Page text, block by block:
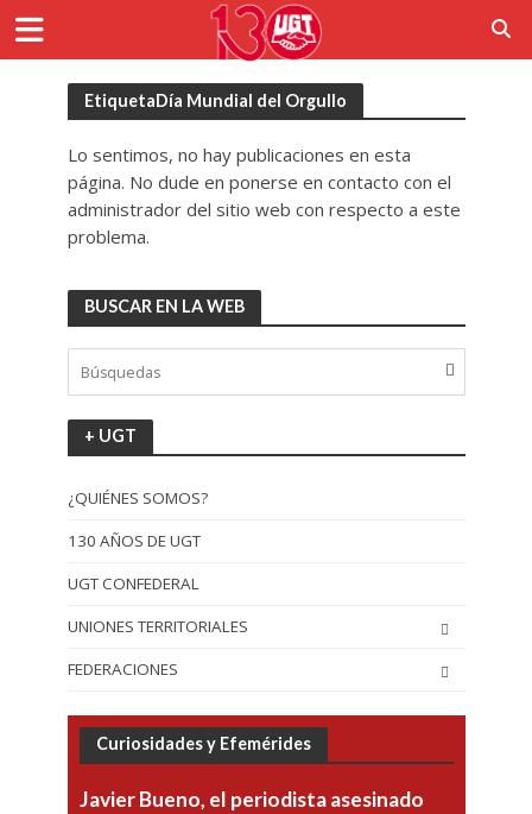
EtiquetaDía Mundial del Orgullo
Lo sentimos, no hay publicaciones en esta
página. No dude en ponerse en contacto con el
administrador del sitio web con respecto a este
problema.
BUSCAR EN LA WEB
+ UGT
¿QUIÉNES SOMOS?
130 AÑOS DE UGT
UGT CONFEDERAL
UNIONES TERRITORIALES
FEDERACIONES
Curiosidades y Efemérides
Javier Bueno, el periodista asesinado